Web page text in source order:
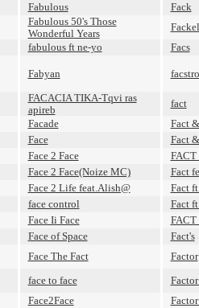
Fabulous
Fack
Fabulous 50's Those
Wonderful Years
Fackel
fabulous ft ne-yo Facs
Fabyan
FACACIA TIKA-Tqvi ras
apireb
fact
Facade
Fact
Face
Fact
Face 2 Face
FACT
Face 2 Face(Noize MC)
Fact
Face 2 Life feat.Alish@
Fact
face control
Fact
Face Ii Face
Face of Space
Fact's
Face The Fact
Factor
face to face
Face2Face